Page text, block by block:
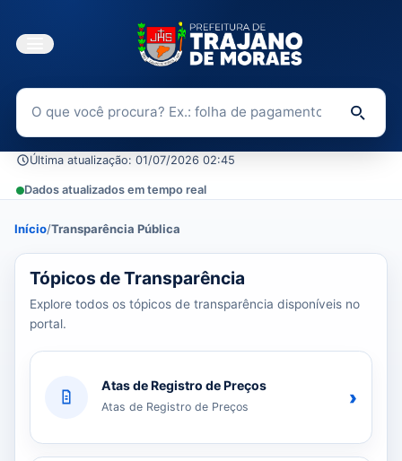
Buscar no Portal da Transparência
Última atualização: 01/07/2026 02:45
Dados atualizados em tempo real
Início/Transparência Pública
39 tópicos carregados do banco de dados.
Tópicos de Transparência
Explore todos os tópicos de transparência disponíveis no
portal.
Atas de Registro de Preços
Atas de Registro de Preços ›